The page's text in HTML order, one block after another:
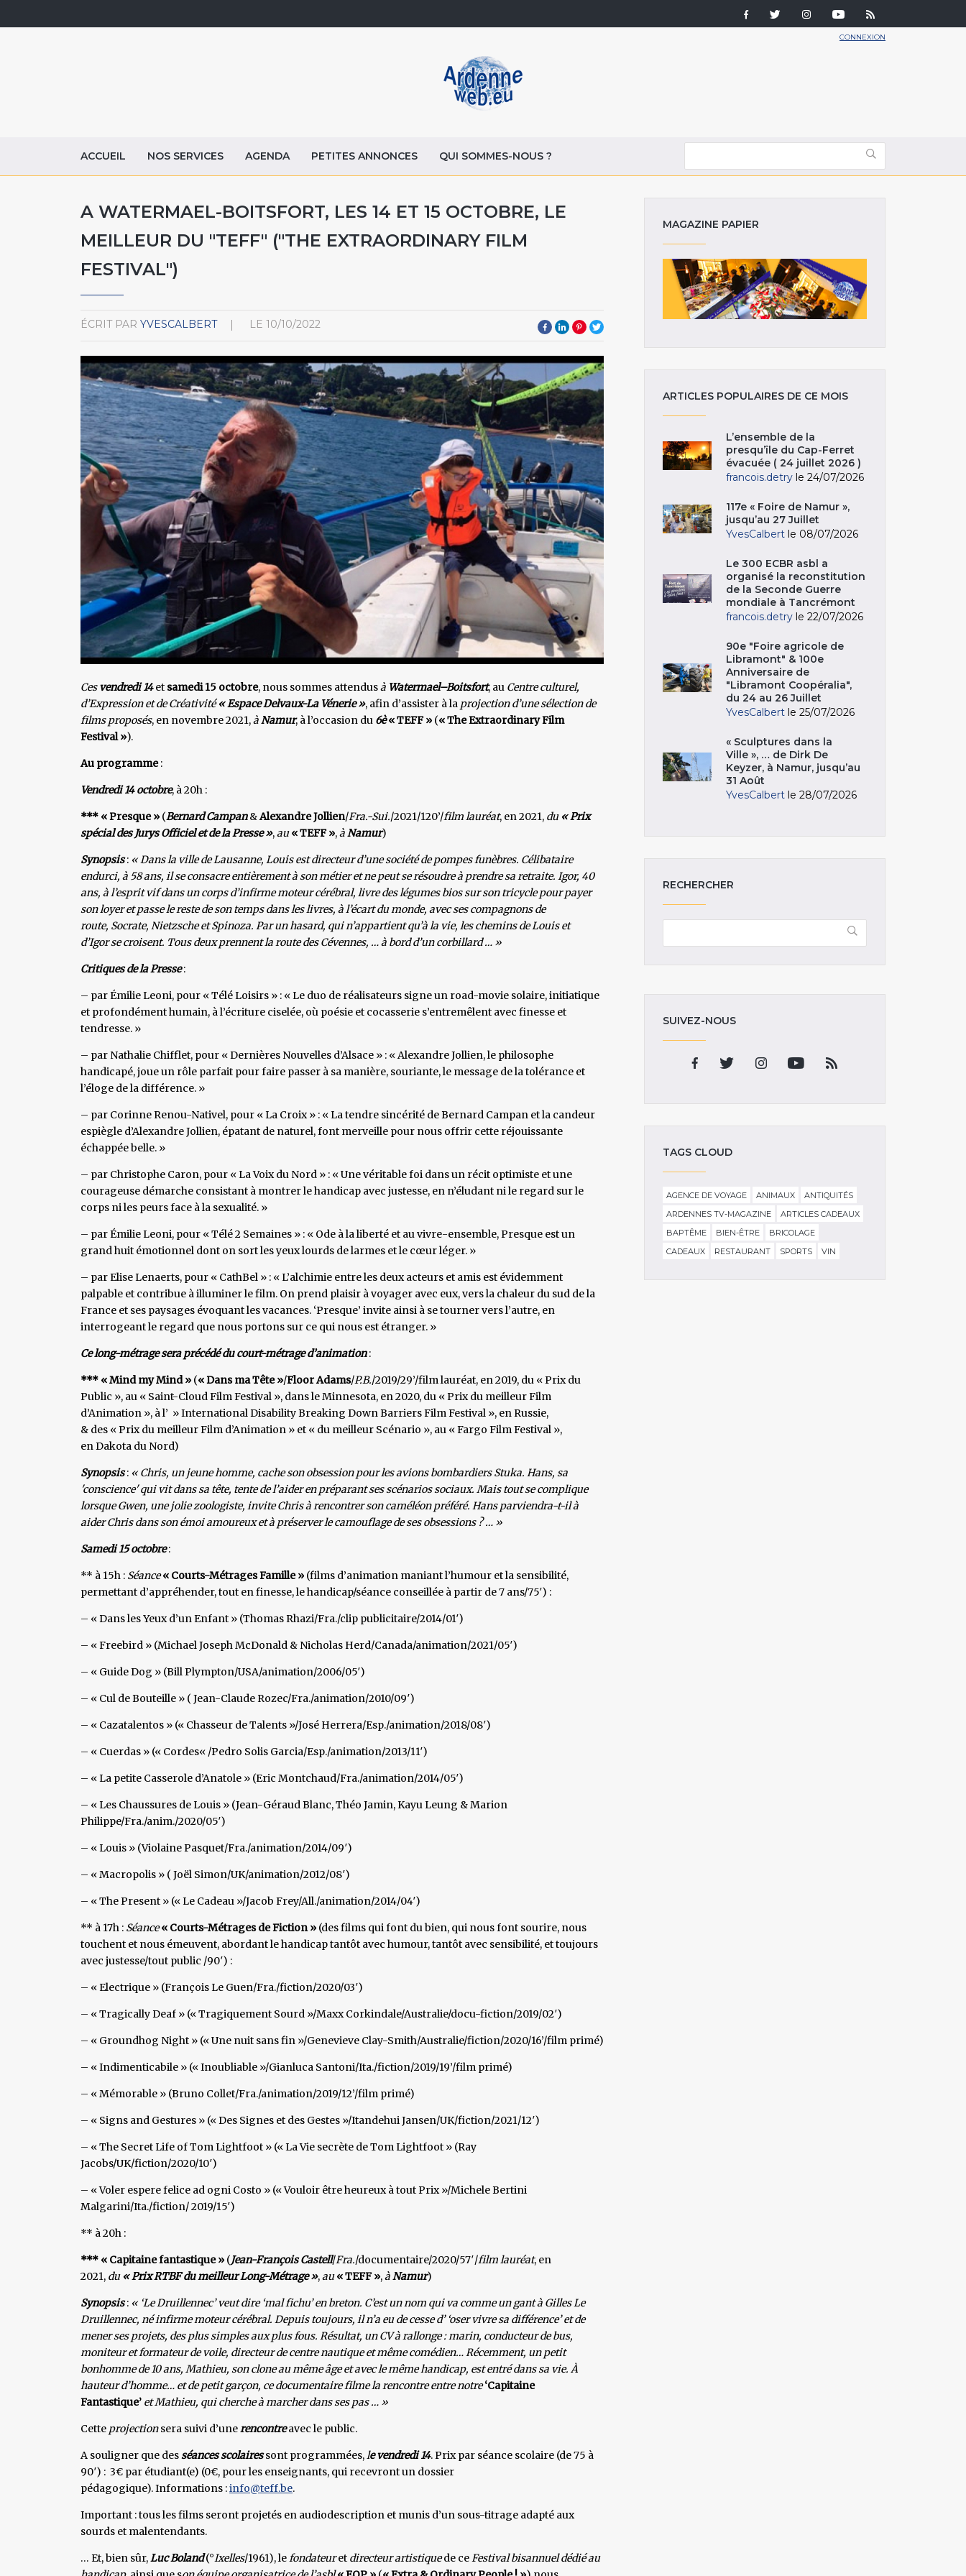
CONNEXION
ACCUEIL NOS SERVICES AGENDA PETITES ANNONCES QUI SOMMES-NOUS ?
A WATERMAEL-BOITSFORT, LES 14 ET 15 OCTOBRE, LE
MEILLEUR DU "TEFF" ("THE EXTRAORDINARY FILM
FESTIVAL")
ÉCRIT PAR YVESCALBERT LE 10/10/2022
Cesvendredi 14 et samedi 15 octobre, nous sommes attendusà Watermael–Boitsfort, au Centre culturel,
d’Expression et de Créativité« Espace Delvaux-La Vénerie », afin d’assister à la projection d’une sélection de
films proposés, en novembre 2021,àNamur, à l’occasion du 6è« TEFF » (« The Extraordinary Film
Festival »).
Au programme:
Vendredi 14 octobre, à 20h :
*** « Presque » (Bernard Campan&Alexandre Jollien/Fra.-Sui./2021/120’/film lauréat, en 2021, du « Prix
spécial des Jurys Officiel et de la Presse »,au« TEFF »,àNamur)
Synopsis: « Dans la ville de Lausanne, Louis est directeur d’une société de pompes funèbres. Célibataire
endurci, à 58 ans, il se consacre entièrement à son métier et ne peut se résoudre à prendre sa retraite. Igor, 40
ans, à l’esprit vif dans un corps d’infirme moteur cérébral, livre des légumes bios sur son tricycle pour payer
son loyer et passe le reste de son temps dans les livres, à l’écart du monde, avec ses compagnons de
route, Socrate, Nietzsche et Spinoza. Par un hasard, qui n’appartient qu’à la vie, les chemins de Louis et
d’Igor se croisent. Tous deux prennent la route des Cévennes, … à bord d’un corbillard … »
Critiques de la Presse:
– par Émilie Leoni, pour « Télé Loisirs » : « Le duo de réalisateurs signe un road-movie solaire, initiatique
et profondément humain, à l’écriture ciselée, où poésie et cocasserie s’entremêlent avec finesse et
tendresse. »
– par Nathalie Chifflet, pour « Dernières Nouvelles d’Alsace » : « Alexandre Jollien, le philosophe
handicapé, joue un rôle parfait pour faire passer à sa manière, souriante, le message de la tolérance et
l’éloge de la différence. »
– par Corinne Renou-Nativel, pour « La Croix » : « La tendre sincérité de Bernard Campan et la candeur
espiègle d’Alexandre Jollien, épatant de naturel, font merveille pour nous offrir cette réjouissante
échappée belle. »
– par Christophe Caron, pour « La Voix du Nord » : « Une véritable foi dans un récit optimiste et une
courageuse démarche consistant à montrer le handicap avec justesse, en n’éludant ni le regard sur le
corps ni les peurs face à la sexualité. »
– par Émilie Leoni, pour « Télé 2 Semaines » : « Ode à la liberté et au vivre-ensemble, Presque est un
grand huit émotionnel dont on sort les yeux lourds de larmes et le cœur léger. »
– par Elise Lenaerts, pour « CathBel » : « L’alchimie entre les deux acteurs et amis est évidemment
palpable et contribue à illuminer le film. On prend plaisir à voyager avec eux, vers la chaleur du sud de la
France et ses paysages évoquant les vacances. ‘Presque’ invite ainsi à se tourner vers l’autre, en
interrogeant le regard que nous portons sur ce qui nous est étranger. »
Ce long-métrage sera précédé du court-métrage d’animation:
*** « Mind my Mind » (« Dans ma Tête »/Floor Adams/P.B./2019/29’/film lauréat, en 2019, du « Prix du
Public », au « Saint-Cloud Film Festival », dans le Minnesota, en 2020, du « Prix du meilleur Film
d’Animation », à l’ » International Disability Breaking Down Barriers Film Festival », en Russie,
& des « Prix du meilleur Film d’Animation » et « du meilleur Scénario », au « Fargo Film Festival »,
en Dakota du Nord)
Synopsis: « Chris, un jeune homme, cache son obsession pour les avions bombardiers Stuka. Hans, sa
'conscience' qui vit dans sa tête, tente de l’aider en préparant ses scénarios sociaux. Mais tout se complique
lorsque Gwen, une jolie zoologiste, invite Chris à rencontrer son caméléon préféré. Hans parviendra-t-il à
aider Chris dans son émoi amoureux et à préserver le camouflage de ses obsessions ? … »
Samedi 15 octobre:
** à 15h : Séance« Courts-Métrages Famille » (films d’animation maniant l’humour et la sensibilité,
permettant d’appréhender, tout en finesse, le handicap/séance conseillée à partir de 7 ans/75′) :
– « Dans les Yeux d’un Enfant » (Thomas Rhazi/Fra./clip publicitaire/2014/01′)
– « Freebird » (Michael Joseph McDonald & Nicholas Herd/Canada/animation/2021/05′)
– « Guide Dog » (Bill Plympton/USA/animation/2006/05′)
– « Cul de Bouteille » ( Jean-Claude Rozec/Fra./animation/2010/09′)
– « Cazatalentos » (« Chasseur de Talents »/José Herrera/Esp./animation/2018/08′)
– « Cuerdas » (« Cordes« /Pedro Solis Garcia/Esp./animation/2013/11′)
– « La petite Casserole d’Anatole » (Eric Montchaud/Fra./animation/2014/05′)
– « Les Chaussures de Louis » (Jean-Géraud Blanc, Théo Jamin, Kayu Leung & Marion
Philippe/Fra./anim./2020/05′)
– « Louis » (Violaine Pasquet/Fra./animation/2014/09′)
– « Macropolis » ( Joël Simon/UK/animation/2012/08′)
– « The Present » (« Le Cadeau »/Jacob Frey/All./animation/2014/04′)
** à 17h : Séance« Courts-Métrages de Fiction » (des films qui font du bien, qui nous font sourire, nous
touchent et nous émeuvent, abordant le handicap tantôt avec humour, tantôt avec sensibilité, et toujours
avec justesse/tout public /90′) :
– « Electrique » (François Le Guen/Fra./fiction/2020/03′)
– « Tragically Deaf » (« Tragiquement Sourd »/Maxx Corkindale/Australie/docu-fiction/2019/02′)
– « Groundhog Night » (« Une nuit sans fin »/Genevieve Clay-Smith/Australie/fiction/2020/16’/film primé)
– « Indimenticabile » (« Inoubliable »/Gianluca Santoni/Ita./fiction/2019/19’/film primé)
– « Mémorable » (Bruno Collet/Fra./animation/2019/12’/film primé)
– « Signs and Gestures » (« Des Signes et des Gestes »/Itandehui Jansen/UK/fiction/2021/12′)
– « The Secret Life of Tom Lightfoot » (« La Vie secrète de Tom Lightfoot » (Ray
Jacobs/UK/fiction/2020/10′)
– « Voler espere felice ad ogni Costo » (« Vouloir être heureux à tout Prix »/Michele Bertini
Malgarini/Ita./fiction/ 2019/15′)
** à 20h :
*** « Capitaine fantastique » (Jean-François Castell/Fra./documentaire/2020/57′/film lauréat, en
2021, du « PrixRTBF du meilleur Long-Métrage »,au« TEFF »,àNamur)
Synopsis: « ‘Le Druillennec’ veut dire ‘mal fichu’ en breton. C’est un nom qui va comme un gant à Gilles Le
Druillennec, né infirme moteur cérébral. Depuis toujours, il n’a eu de cesse d’ ‘oser vivre sa différence’ et de
mener ses projets, des plus simples aux plus fous. Résultat, un CV à rallonge : marin, conducteur de bus,
moniteur et formateur de voile, directeur de centre nautique et même comédien… Récemment, un petit
bonhomme de 10 ans, Mathieu, son clone au même âge et avec le même handicap, est entré dans sa vie. À
hauteur d’homme… et de petit garçon, ce documentaire filme la rencontre entre notre‘Capitaine
Fantastique’ et Mathieu, qui cherche à marcher dans ses pas … »
Cette projectionsera suivi d’unerencontreavec le public.
A souligner que desséances scolairessont programmées,le vendredi 14. Prix par séance scolaire (de 75 à
90′) : 3€ par étudiant(e) (0€, pour les enseignants, qui recevront un dossier
pédagogique). Informations :info@teff.be.
Important : tous les films seront projetés en audiodescription et munis d’un sous-titrage adapté aux
sourds et malentendants.
… Et, bien sûr,Luc Boland(°Ixelles/1961), lefondateuret directeur artistiquede ceFestival bisannuel dédié au
MAGAZINE PAPIER
ARTICLES POPULAIRES DE CE MOIS
L’ensemble de la
presqu’île du Cap-Ferret
évacuée ( 24 juillet 2026 )
francois.detry le 24/07/2026
117e « Foire de Namur »,
jusqu’au 27 Juillet
YvesCalbert le 08/07/2026
Le 300 ECBR asbl a
organisé la reconstitution
de la Seconde Guerre
mondiale à Tancrémont
francois.detry le 22/07/2026
90e "Foire agricole de
Libramont" & 100e
Anniversaire de
"Libramont Coopéralia",
du 24 au 26 Juillet
YvesCalbert le 25/07/2026
« Sculptures dans la
Ville », … de Dirk De
Keyzer, à Namur, jusqu’au
31 Août
YvesCalbert le 28/07/2026
RECHERCHER
SUIVEZ-NOUS
TAGS CLOUD
AGENCE DE VOYAGE ANIMAUX
ANTIQUITÉS
ARDENNES TV-MAGAZINE
ARTICLES CADEAUX
BAPTÊME
BIEN-ÊTRE
BRICOLAGE
CADEAUX
RESTAURANT SPORTS VIN